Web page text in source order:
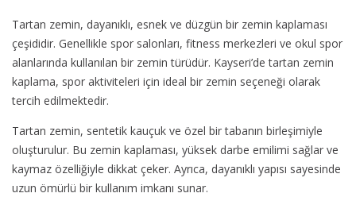
Tartan zemin, dayanıklı, esnek ve düzgün bir zemin kaplaması
çeşididir. Genellikle spor salonları, fitness merkezleri ve okul spor
alanlarında kullanılan bir zemin türüdür. Kayseri’de tartan zemin
kaplama, spor aktiviteleri için ideal bir zemin seçeneği olarak
tercih edilmektedir.
Tartan zemin, sentetik kauçuk ve özel bir tabanın birleşimiyle
oluşturulur. Bu zemin kaplaması, yüksek darbe emilimi sağlar ve
kaymaz özelliğiyle dikkat çeker. Ayrıca, dayanıklı yapısı sayesinde
uzun ömürlü bir kullanım imkanı sunar.